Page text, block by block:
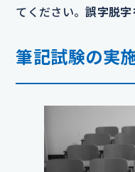
てください。誤字脱字
筆記試験の実